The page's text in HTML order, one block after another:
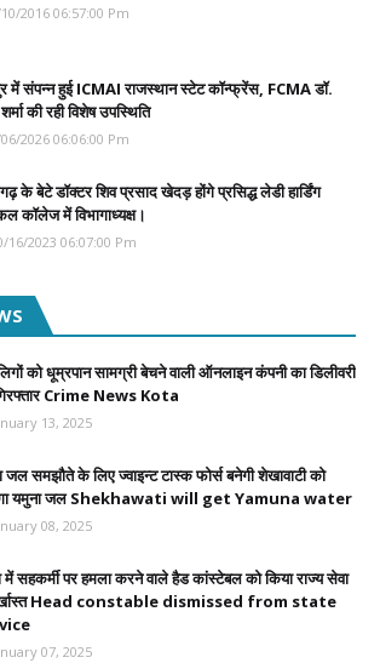
2016 06:57:00 Pm
में संपन्न हुई ICMAI राजस्थान स्टेट कॉन्फ्रेंस, FCMA डॉ.
की रही विशेष उपस्थिति
2026 06:06:00 Pm
के बेटे डॉक्टर शिव प्रसाद खेदड़ होंगे प्रसिद्ध लेडी हार्डिंग
कॉलेज में विभागाध्यक्ष।
16/2023 06:07:00 Pm
को धूम्रपान सामग्री बेचने वाली ऑनलाइन कंपनी का डिलीवरी
Crime News Kota
13, 2025
जल समझौते के लिए ज्वाइन्ट टास्क फोर्स बनेगी शेखावाटी को
यमुना जल Shekhawati will get Yamuna water
08, 2025
में सहकर्मी पर हमला करने वाले हैड कांस्टेबल को किया राज्य सेवा
Head constable dismissed from state
07, 2025